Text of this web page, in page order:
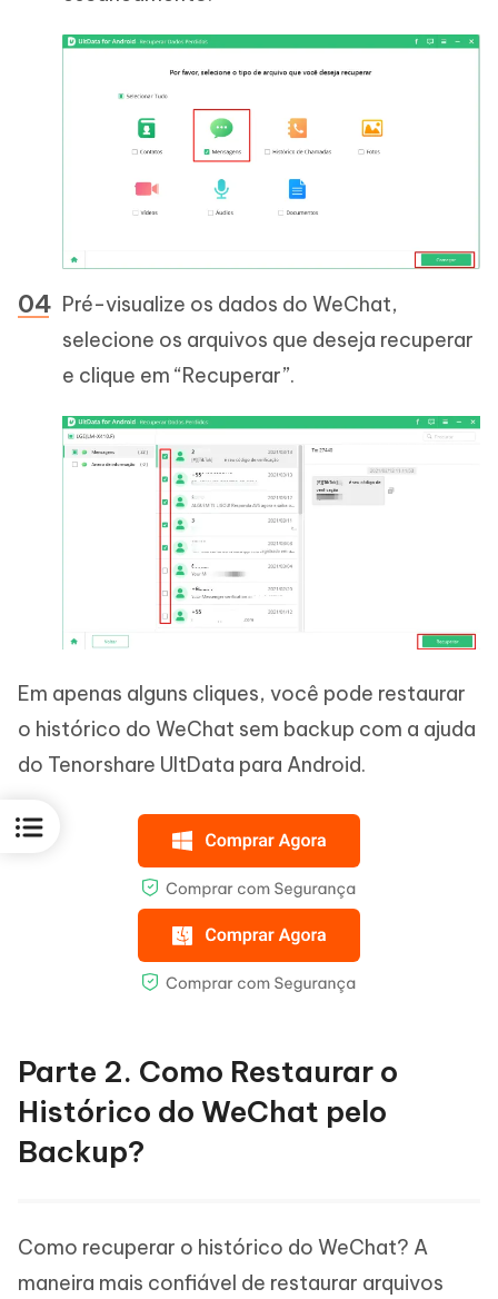
Pré-visualize os dados do WeChat,
selecione os arquivos que deseja recuperar
e clique em “Recuperar”.
Em apenas alguns cliques, você pode restaurar
o histórico do WeChat sem backup com a ajuda
do Tenorshare UltData para Android.
Parte 2. Como Restaurar o
Histórico do WeChat pelo
Backup?
Como recuperar o histórico do WeChat? A
maneira mais confiável de restaurar arquivos